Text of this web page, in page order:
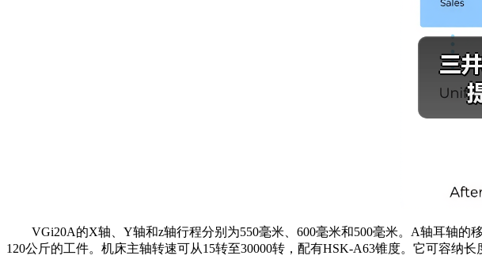
VGi20A的X轴、Y轴和z轴行程分别为550毫米、600毫米和500毫米。A轴耳轴的
120公斤的工件。机床主轴转速可从15转至30000转，配有HSK-A63锥度。它可容纳